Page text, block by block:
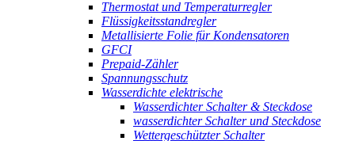
Thermostat und Temperaturregler
Flüssigkeitsstandregler
Metallisierte Folie für Kondensatoren
GFCI
Prepaid-Zähler
Spannungsschutz
Wasserdichte elektrische
Wasserdichter Schalter & Steckdose
wasserdichter Schalter und Steckdose
Wettergeschützter Schalter